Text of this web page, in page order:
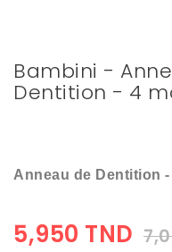
Bambini -
Dentition - 4
Anneau de Dentition
5,950 TND